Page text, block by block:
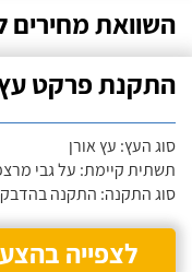
השוואת
התקנת פרקט
סוג העץ: עץ אורן
תשתית קיימת: על גבי
סוג התקנה: התקנה
לצפייה